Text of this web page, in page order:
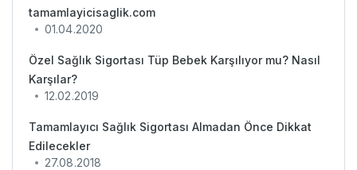
tamamlayicisaglik.com
01.04.2020
Özel Sağlık Sigortası Tüp Bebek Karşılıyor mu? Nasıl
Karşılar?
12.02.2019
Tamamlayıcı Sağlık Sigortası Almadan Önce Dikkat
Edilecekler
27.08.2018